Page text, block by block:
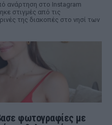
ανάρτηση στο Instagram
στιγμές από τις
της διακοπές στο νησί των
φωτογραφίες με